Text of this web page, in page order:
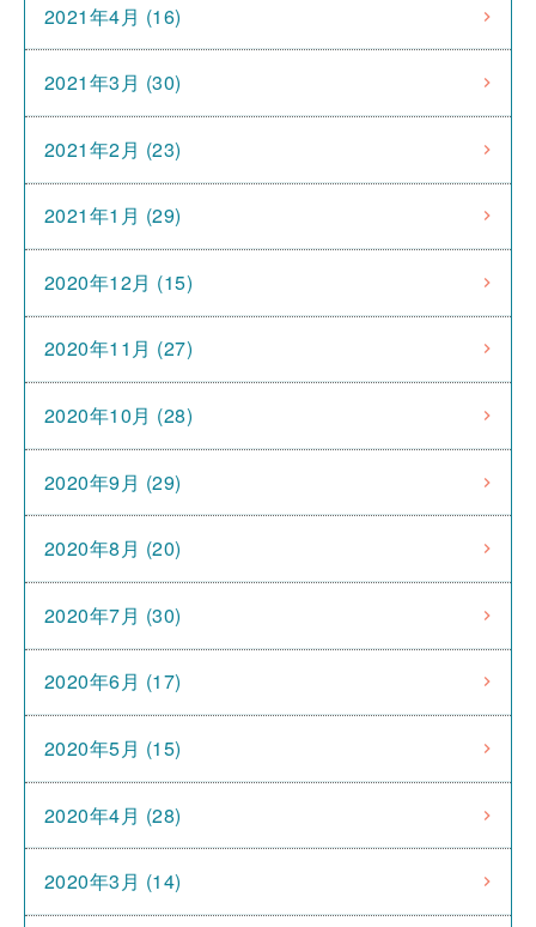
2021年4月 (16)
2021年3月 (30)
2021年2月 (23)
2021年1月 (29)
2020年12月 (15)
2020年11月 (27)
2020年10月 (28)
2020年9月 (29)
2020年8月 (20)
2020年7月 (30)
2020年6月 (17)
2020年5月 (15)
2020年4月 (28)
2020年3月 (14)